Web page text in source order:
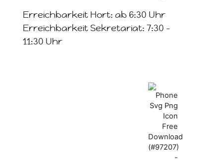
Erreichbarkeit Hort: ab 6:30 Uhr
Erreichbarkeit Sekretariat: 7:30 -
11:30 Uhr